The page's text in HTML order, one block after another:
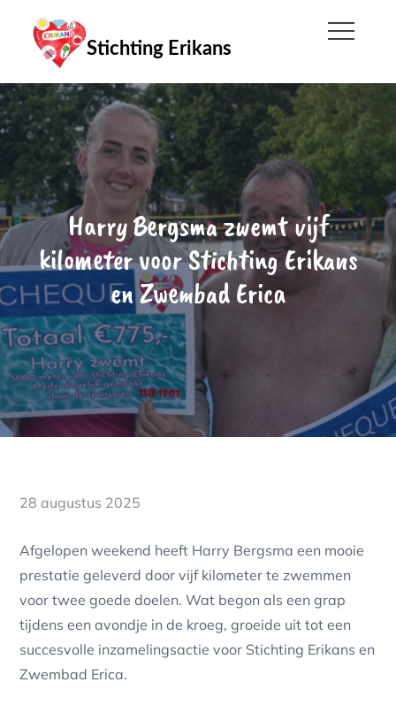
content
Stichting Erikans
Harry Bergsma zwemt vijf
kilometer voor Stichting Erikans
en Zwembad Erica
Posted
28 augustus 2025
Afgelopen weekend heeft Harry Bergsma een mooie
prestatie geleverd door vijf kilometer te zwemmen
voor twee goede doelen. Wat begon als een grap
tijdens een avondje in de kroeg, groeide uit tot een
succesvolle inzamelingsactie voor Stichting Erikans en
Zwembad Erica.